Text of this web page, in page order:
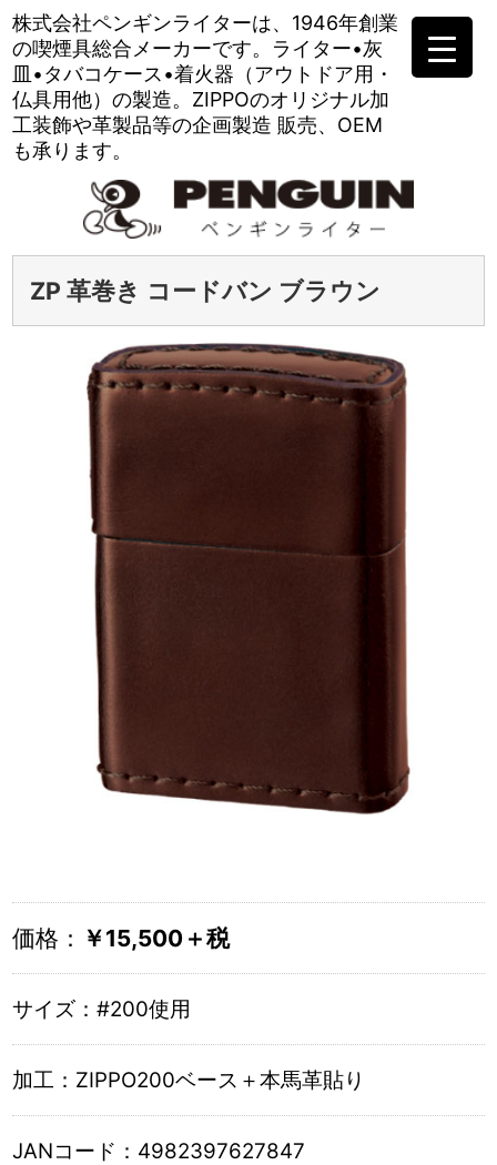
株式会社ペンギンライターは、 1946年創業
の喫煙具総合メーカーです。 ライター•灰
皿•タバコケース•着火器（アウトドア用・
仏具用他）の製造。 ZIPPOのオリジナル加
工装飾や革製品等の企画製造 販売、OEM
も承ります。
ZP 革巻き コードバン ブラウン
価格： ￥15,500＋税
サイズ：#200使用
加工： ZIPPO200ベース＋本馬革貼り
JANコード： 4982397627847